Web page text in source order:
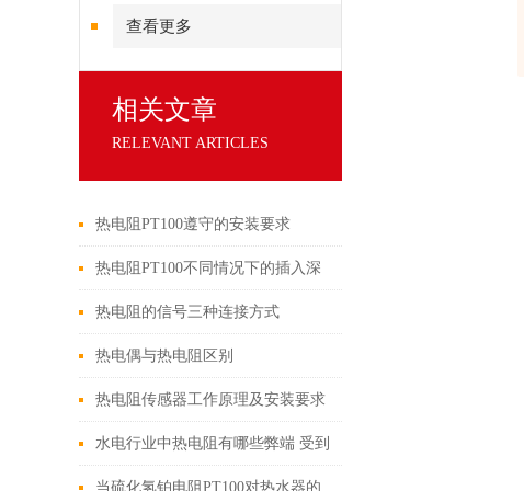
查看更多
相关文章
RELEVANT ARTICLES
热电阻PT100遵守的安装要求
热电阻PT100不同情况下的插入深
度和安装要求
热电阻的信号三种连接方式
热电偶与热电阻区别
热电阻传感器工作原理及安装要求
水电行业中热电阻有哪些弊端 受到
火花或电弧等影响应该怎么办
当硫化氢铂电阻PT100对热水器的